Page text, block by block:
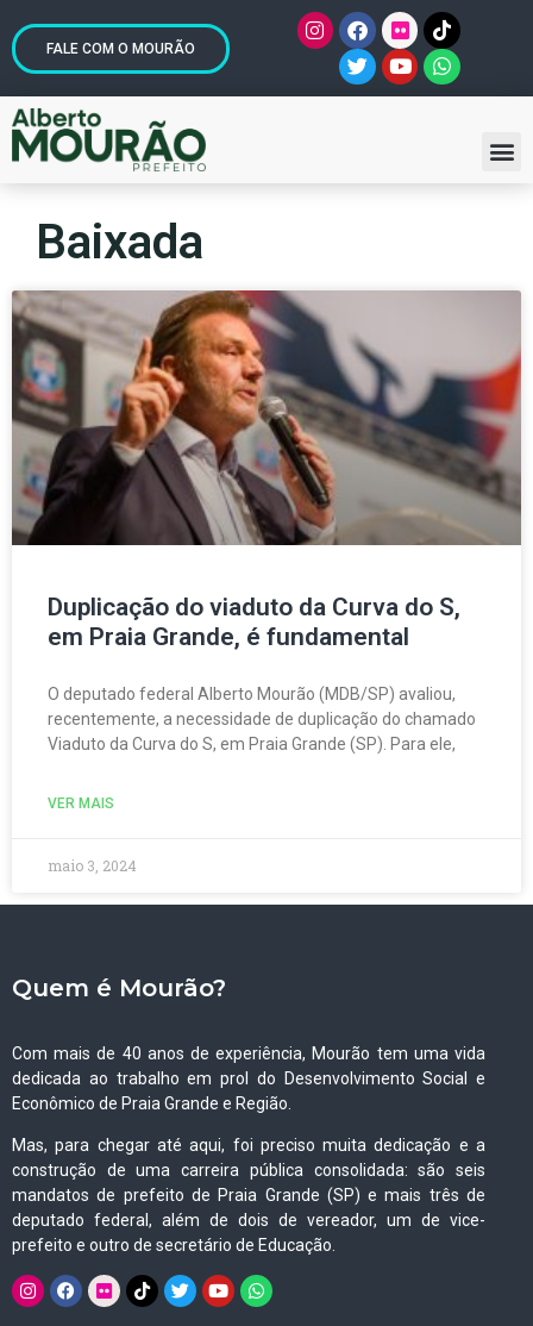
FALE COM O MOURÃO
Baixada
Duplicação do viaduto da Curva do S,
em Praia Grande, é fundamental
O deputado federal Alberto Mourão (MDB/SP) avaliou,
recentemente, a necessidade de duplicação do chamado
Viaduto da Curva do S, em Praia Grande (SP). Para ele,
VER MAIS
maio 3, 2024
Quem é Mourão?
Com mais de 40 anos de experiência, Mourão tem uma vida
dedicada ao trabalho em prol do Desenvolvimento Social e
Econômico de Praia Grande e Região.
Mas, para chegar até aqui, foi preciso muita dedicação e a
construção de uma carreira pública consolidada: são seis
mandatos de prefeito de Praia Grande (SP) e mais três de
deputado federal, além de dois de vereador, um de vice-
prefeito e outro de secretário de Educação.